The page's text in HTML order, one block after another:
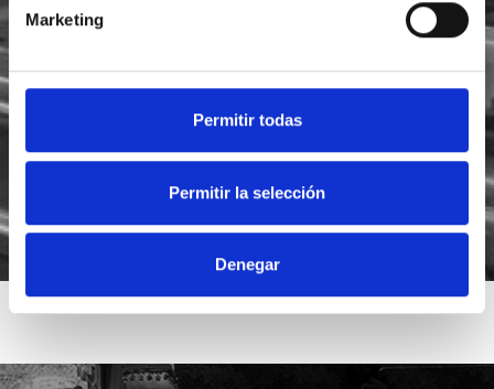
Marketing
Permitir todas
Permitir la selección
Denegar
He leído y acepto la
Acepto recibir novedades deFoodsat